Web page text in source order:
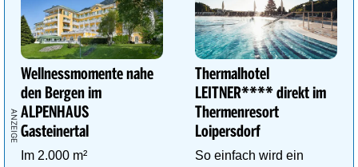
Wellnessmomente nahe
den Bergen im
ALPENHAUS
Gasteinertal
Im 2.000 m²
Thermalhotel
LEITNER**** direkt im
Thermenresort
Loipersdorf
So einfach wird ein